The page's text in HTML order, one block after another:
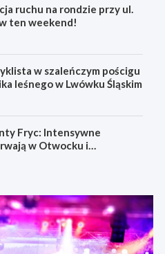
ruchu na rondzie przy ul.
ten weekend!
w szaleńczym pościgu
leśnego w Lwówku Śląskim
Fryc: Intensywne
w Otwocku i